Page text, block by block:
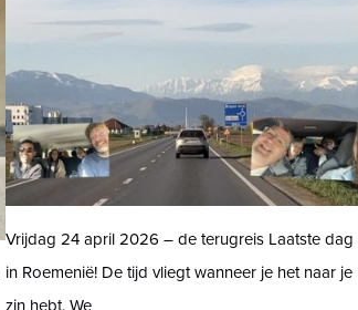
Vrijdag 24 april 2026 – de terugreis Laatste dag
in Roemenië! De tijd vliegt wanneer je het naar je